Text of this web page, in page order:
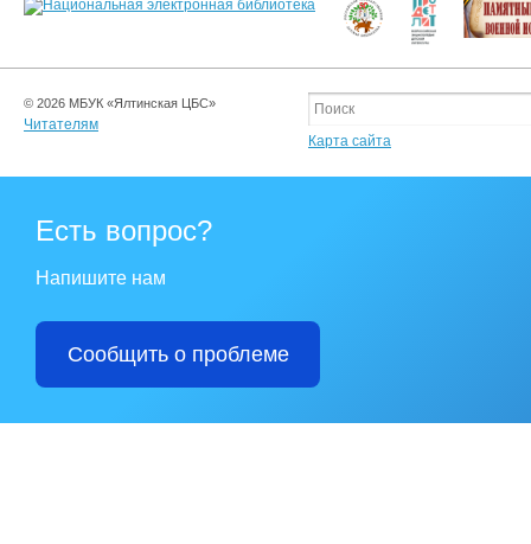
© 2026 МБУК «Ялтинская ЦБС»
Читателям
Карта сайта
Есть вопрос?
Напишите нам
Сообщить о проблеме